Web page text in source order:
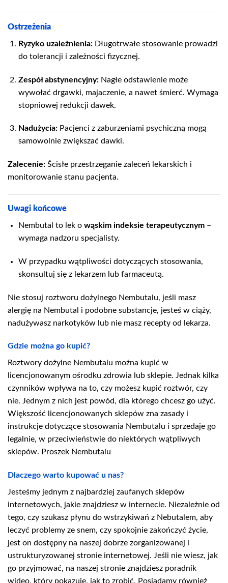
Ostrzeżenia
Ryzyko uzależnienia:Długotrwałe stosowanie prowadzi
do tolerancji i zależności fizycznej.
Zespół abstynencyjny:Nagłe odstawienie może
wywołać drgawki, majaczenie, a nawet śmierć. Wymaga
stopniowej redukcji dawek.
Nadużycia:Pacjenci z zaburzeniami psychiczną mogą
samowolnie zwiększać dawki.
Zalecenie: Ścisłe przestrzeganie zaleceń lekarskich i
monitorowanie stanu pacjenta.
Uwagi końcowe
Nembutal to lek o wąskim indeksie terapeutycznym–
wymaga nadzoru specjalisty.
W przypadku wątpliwości dotyczących stosowania,
skonsultuj się z lekarzem lub farmaceutą.
Nie stosuj roztworu dożylnego Nembutalu, jeśli masz
alergię na Nembutal i podobne substancje, jesteś w ciąży,
nadużywasz narkotyków lub nie masz recepty od lekarza.
Gdzie można go kupić?
Roztwory dożylne Nembutalu można kupić w
licencjonowanym ośrodku zdrowia lub sklepie. Jednak kilka
czynników wpływa na to, czy możesz kupić roztwór, czy
nie. Jednym z nich jest powód, dla którego chcesz go użyć.
Większość licencjonowanych sklepów zna zasady i
instrukcje dotyczące stosowania Nembutalu i sprzedaje go
legalnie, w przeciwieństwie do niektórych wątpliwych
sklepów. Proszek Nembutalu
Dlaczego warto kupować u nas?
Jesteśmy jednym z najbardziej zaufanych sklepów
internetowych, jakie znajdziesz w internecie. Niezależnie od
tego, czy szukasz płynu do wstrzykiwań z Nebutalem, aby
leczyć problemy ze snem, czy spokojnie zakończyć życie,
jest on dostępny na naszej dobrze zorganizowanej i
ustrukturyzowanej stronie internetowej. Jeśli nie wiesz, jak
go przyjmować, na naszej stronie znajdziesz poradnik
wideo, który pokazuje, jak to zrobić. Posiadamy również